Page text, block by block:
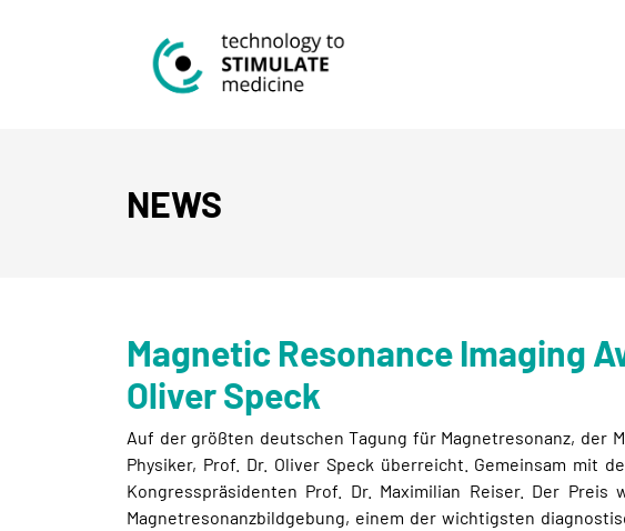
NEWS
Magnetic Resonance Imaging
Oliver Speck
Auf der größten deutschen Tagung für Magnetresonanz, der
Physiker, Prof. Dr. Oliver Speck überreicht. Gemeinsam mit
Kongresspräsidenten Prof. Dr. Maximilian Reiser. Der
Magnetresonanzbildgebung, einem der wichtigsten